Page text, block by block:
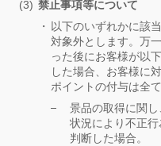
禁止事項等について
以下のいずれかに該
対象外とします。万
った後にお客様が以
した場合、お客様に
ポイントの付与は全
景品の取得に関
状況により不正
判断した場合。